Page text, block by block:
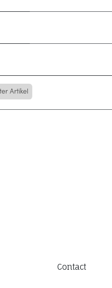
Artikel
Contact